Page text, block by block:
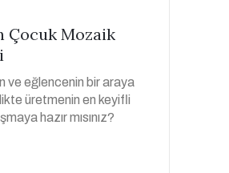
Çocuk Mozaik
ve eğlencenin bir araya
üretmenin en keyifli
hazır mısınız?